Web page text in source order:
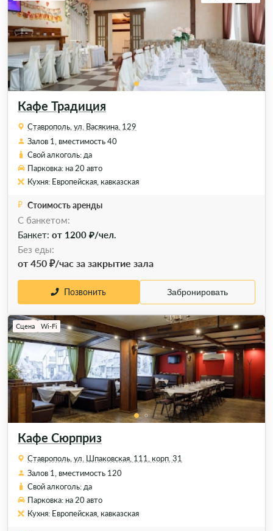
Кафе Традиция
Ставрополь, ул. Васякина, 129
Залов 1, вместимость 40
Свой алкоголь: да
Парковка: на 20 авто
Кухня: Европейская, кавказская
Стоимость аренды
C банкетом:
Банкет: от 1200 ₽/чел.
Без еды:
от 450 ₽/час за закрытие зала
Позвонить Забронировать
Кафе Сюрприз
Сцена Wi-Fi
Ставрополь, ул. Шпаковская, 111, корп. 31
Залов 1, вместимость 120
Свой алкоголь: да
Парковка: на 20 авто
Кухня: Европейская, кавказская